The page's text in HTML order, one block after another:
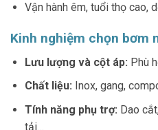
Vận hành êm, tuổi thọ cao,
Kinh nghiệm chọn bơm
Lưu lượng và cột áp: Phù
Chất liệu: Inox, gang,
Tính năng phụ trợ: Dao
tải…